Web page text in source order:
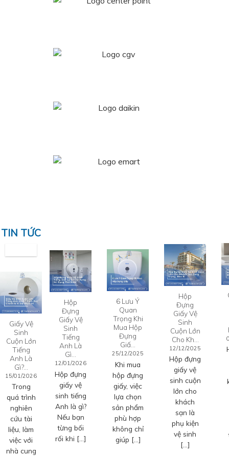
TIN TỨC
Giấy Vệ
Sinh
Cuộn Lớn
Tiếng
Anh Là
Gì?…
15/01/2026
Trong
quá trình
nghiên
cứu tài
liệu, làm
việc với
nhà cung
Hộp
Đựng
Giấy Vệ
Sinh
Tiếng
Anh Là
Gì…
12/01/2026
Hộp đựng
giấy vệ
sinh tiếng
Anh là gì?
Nếu bạn
từng bối
rối khi […]
6 Lưu Ý
Quan
Trọng Khi
Mua Hộp
Đựng
Giấ…
25/12/2025
Khi mua
hộp đựng
giấy, việc
lựa chọn
sản phẩm
phù hợp
không chỉ
giúp […]
Hộp
Đựng
Giấy Vệ
Sinh
Cuộn Lớn
Cho Kh…
12/12/2025
Hộp đựng
giấy vệ
sinh cuộn
lớn cho
khách
sạn là
phụ kiện
vệ sinh
[…]